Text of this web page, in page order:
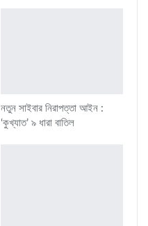
নতুন সাইবার নিরাপত্তা আইন :
‘কুখ্যাত’ ৯ ধারা বাতিল